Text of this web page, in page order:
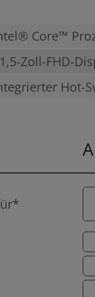
Core™
Zoll-FHD-
Hot-